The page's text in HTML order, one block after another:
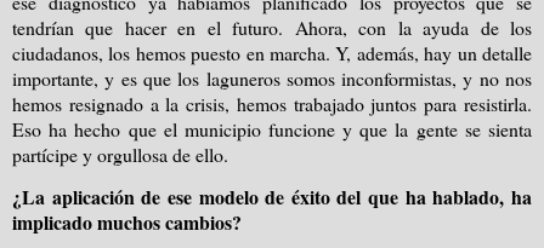
tendrían que hacer en el futuro. Ahora, con la ayuda de los
ciudadanos, los hemos puesto en marcha. Y, además, hay un detalle
importante, y es que los laguneros somos inconformistas, y no nos
hemos resignado a la crisis, hemos trabajado juntos para resistirla.
Eso ha hecho que el municipio funcione y que la gente se sienta
partícipe y orgullosa de ello.
¿La aplicación de ese modelo de éxito del que ha hablado, ha
implicado muchos cambios?